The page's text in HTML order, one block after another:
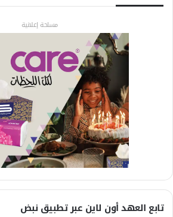
مساحة إعلانية
تابع العهد أون لاين عبر تطبيق نبض